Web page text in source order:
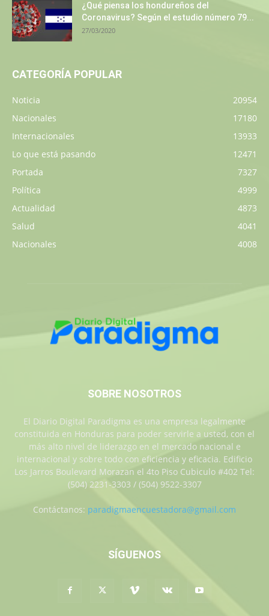
¿Qué piensa los hondureños del
Coronavirus? Según el estudio número 79...
27/03/2020
CATEGORÍA POPULAR
Noticia
20954
Nacionales
17180
Internacionales
13933
Lo que está pasando
12471
Portada
7327
Política
4999
Actualidad
4873
Salud
4041
Nacionales
4008
SOBRE NOSOTROS
El Diario Digital Paradigma es una empresa legalmente
constituida en Honduras para poder servirle a usted, con el
más alto nivel de liderazgo en el mercado nacional e
internacional y sobre todo con eficiencia y eficacia. Edificio
Los Jarros Boulevard Morazan el 4to Piso Cubiculo #402 Tel:
(504) 2231-3303 / (504) 9522-3307
Contáctanos: paradigmaencuestadora@gmail.com
SÍGUENOS